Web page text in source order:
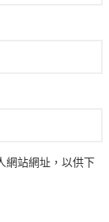
網站網址，以供下